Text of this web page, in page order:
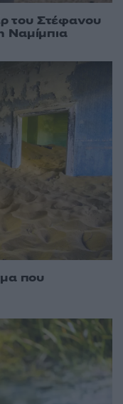
του Στέφανου
Ναμίμπια
που